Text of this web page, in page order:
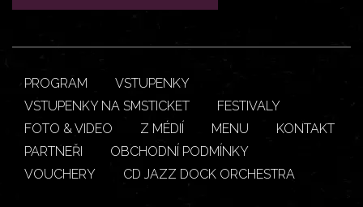
PROGRAM
VSTUPENKY
VSTUPENKY NA SMSTICKET
FESTIVALY
FOTO & VIDEO
Z MÉDIÍ MENU
KONTAKT
PARTNEŘI
OBCHODNÍ PODMÍNKY
VOUCHERY
CD JAZZ DOCK ORCHESTRA